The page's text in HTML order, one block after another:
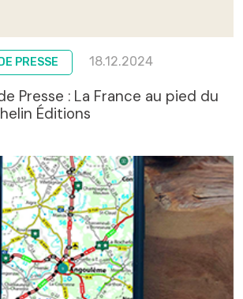
PRESSE 18.12.2024
Presse : La France au pied du
Éditions